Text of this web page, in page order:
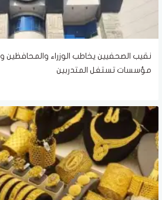
نقيب الصحفيين يخاطب الوزراء والمحافظين
مؤسسات تستغل المتدربين